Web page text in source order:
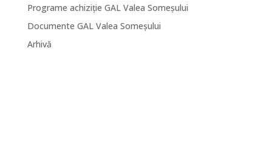
Programe achiziție GAL Valea Someșului
Documente GAL Valea Someșului
Arhivă